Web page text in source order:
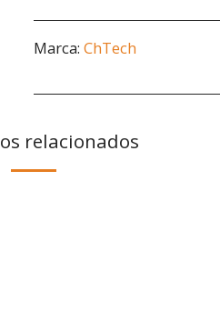
Marca: ChTech
relacionados